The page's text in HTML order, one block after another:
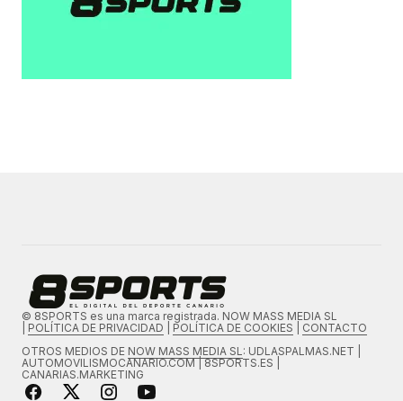
© 8SPORTS es una marca registrada. NOW MASS MEDIA SL
POLÍTICA DE PRIVACIDAD POLÍTICA DE COOKIES
CONTACTO
OTROS MEDIOS DE NOW MASS MEDIA SL: UDLASPALMAS.NET |
AUTOMOVILISMOCANARIO.COM | 8SPORTS.ES |
CANARIAS.MARKETING